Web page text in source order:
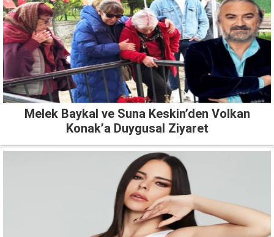
Melek Baykal ve Suna Keskin’den Volkan
Konak’a Duygusal Ziyaret